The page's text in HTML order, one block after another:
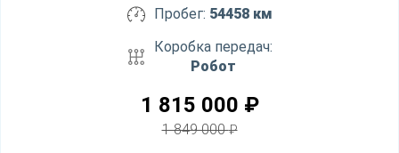
Пробег: 54458 км
Коробка передач:
Робот
1 815 000 ₽
1 849 000₽